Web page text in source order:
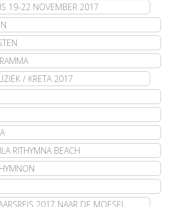
19-22 NOVEMBER 2017
/ KRETA 2017
RITHYMNA BEACH
2017 NAAR DE MOESEL